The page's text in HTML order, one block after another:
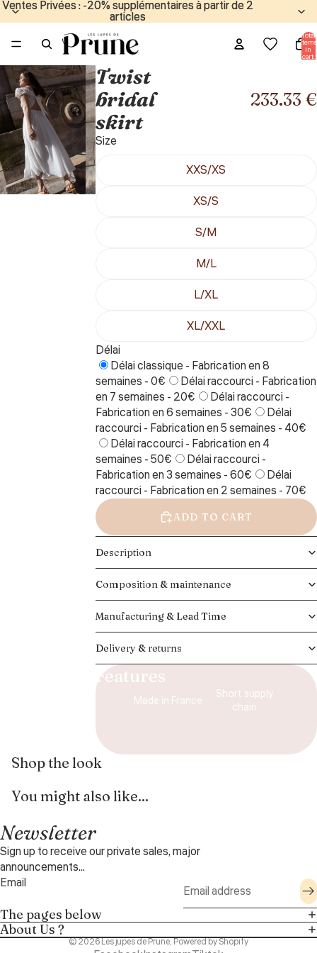
Ventes Privées : -20% supplémentaires à partir de 2
articles
Ventes Privées : -20% supplémentaires à partir de 2
articles
Total
items
in
cart:
Twist
bridal
skirt
233.33 €
Size
XXS/XS
XS/S
S/M
M/L
L/XL
XL/XXL
Délai
Délai classique - Fabrication en 8
semaines - 0€
Délai raccourci - Fabrication
en 7 semaines - 20€
Délai raccourci -
Fabrication en 6 semaines - 30€
Délai
raccourci - Fabrication en 5 semaines - 40€
Délai raccourci - Fabrication en 4
semaines - 50€
Délai raccourci -
Fabrication en 3 semaines - 60€
Délai
raccourci - Fabrication en 2 semaines - 70€
ADD TO CART
Description
Composition & maintenance
Manufacturing & Lead Time
Delivery & returns
Features
Made in France
Short supply
chain
Shop the look
You might also like...
Newsletter
Sign up to receive our private sales, major
announcements...
Email
The pages below
About Us ?
© 2026Les jupes de Prune,Powered by Shopify